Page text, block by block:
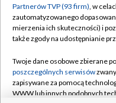
Centrum informacji
Naziemna Telewizja
Rada Programowa
System NOS
Partnerów TVP (93 firm), w
zautomatyzowanego
mierzenia ich skuteczności) i
także zgody na udostępnianie
Twoje dane osobowe zbierane
poszczególnych serwisów
zapisywane za pomocą
WWW lub innych podobnych